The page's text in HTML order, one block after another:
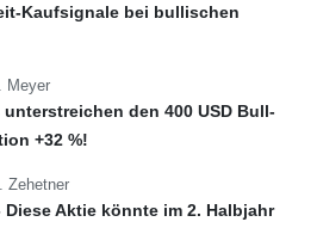
Kaufsignale bei bullischen
Meyer
den 400 USD Bull-
+32 %!
Zehetner
Aktie könnte im 2. Halbjahr